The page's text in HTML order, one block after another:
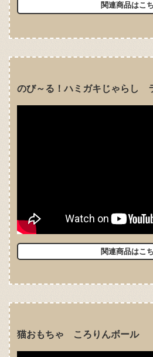
関連商品はこ
のび～る！ハミガキじゃらし
関連商品はこ
猫おもちゃ ころりんボール